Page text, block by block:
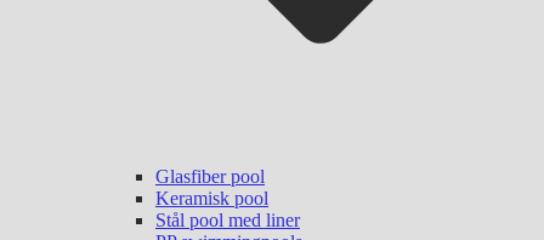
Glasfiber pool
Keramisk pool
Stål pool med liner